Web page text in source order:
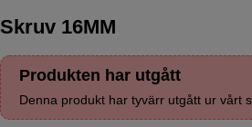
Skruv 16MM
Produkten har utgått
Denna produkt har tyvärr utgått ur vårt